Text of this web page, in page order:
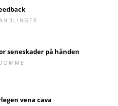
seneskader på hånden
vena cava